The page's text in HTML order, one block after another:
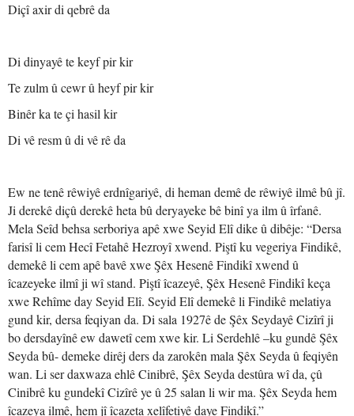
Diçî axir di qebrê da
Di dinyayê te keyf pir kir
Te zulm û cewr û heyf pir kir
Binêr ka te çi hasil kir
Di vê resm û di vê rê da
Ew ne tenê rêwiyê erdnîgariyê, di heman demê de rêwiyê ilmê bû jî.
Ji derekê diçû derekê heta bû deryayeke bê binî ya ilm û îrfanê.
Mela Seîd behsa serboriya apê xwe Seyid Elî dike û dibêje: “Dersa
farisî li cem Hecî Fetahê Hezroyî xwend. Piştî ku vegeriya Findikê,
demekê li cem apê bavê xwe Şêx Hesenê Findikî xwend û
îcazeyeke ilmî ji wî stand. Piştî îcazeyê, Şêx Hesenê Findikî keça
xwe Rehîme day Seyid Elî. Seyid Elî demekê li Findikê melatiya
gund kir, dersa feqiyan da. Di sala 1927ê de Şêx Seydayê Cizîrî ji
bo dersdayînê ew dawetî cem xwe kir. Li Serdehlê –ku gundê Şêx
Seyda bû- demeke dirêj ders da zarokên mala Şêx Seyda û feqiyên
wan. Li ser daxwaza ehlê Cinibrê, Şêx Seyda destûra wî da, çû
Cinibrê ku gundekî Cizîrê ye û 25 salan li wir ma. Şêx Seyda hem
îcazeya ilmê, hem jî îcazeta xelîfetiyê daye Findikî.”